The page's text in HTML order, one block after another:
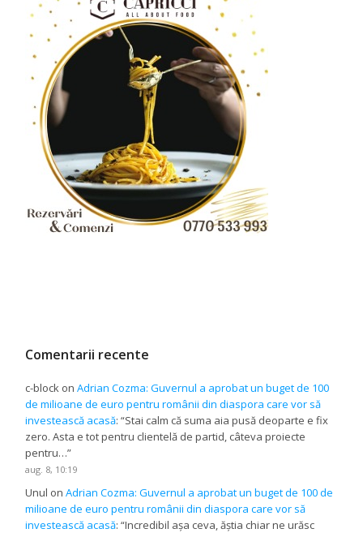
Comentarii recente
c-block onAdrian Cozma: Guvernul a aprobat un buget de 100
de milioane de euro pentru românii din diaspora care vor să
investească acasă: “Stai calm că suma aia pusă deoparte e fix
zero. Asta e tot pentru clientelă de partid, câteva proiecte
pentru…”
aug. 8, 10:19
Unul onAdrian Cozma: Guvernul a aprobat un buget de 100 de
milioane de euro pentru românii din diaspora care vor să
investească acasă: “Incredibil așa ceva, ăștia chiar ne urăsc